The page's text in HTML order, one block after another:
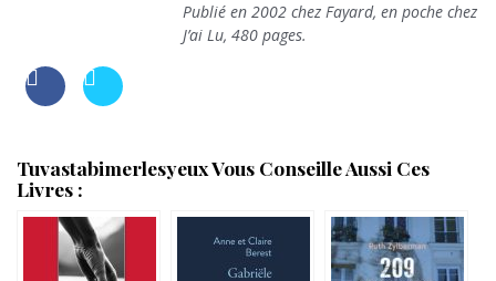
Publié en 2002 chez Fayard, en poche chez
J’ai Lu, 480 pages.
Tuvastabimerlesyeux Vous Conseille Aussi Ces
Livres :